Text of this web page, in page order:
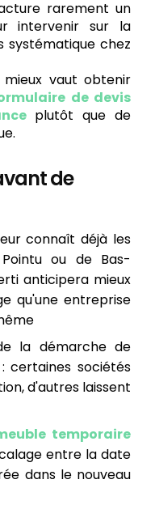
rarement un
intervenir sur la
systématique chez
vaut obtenir
de devis
plutôt que de
de
connaît déjà les
ou de Bas-
anticipera mieux
qu'une entreprise
la démarche de
certaines sociétés
d'autres laissent
temporaire
entre la date
dans le nouveau